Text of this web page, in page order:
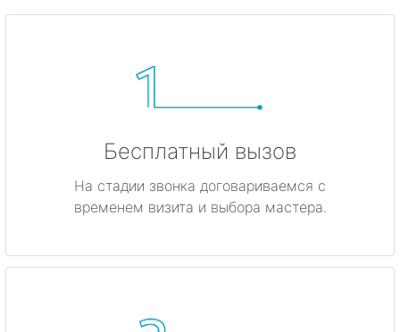
Бесплатный вызов
На стадии звонка договариваемся с
временем визита и выбора мастера.